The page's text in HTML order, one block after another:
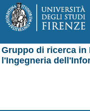
Gruppo di ricerca in
l'Ingegneria